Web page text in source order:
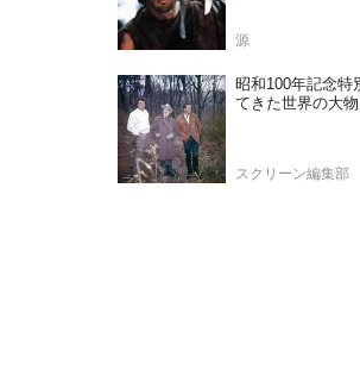
源
昭和100年記念特
てきた世界の大
スクリーン編集部